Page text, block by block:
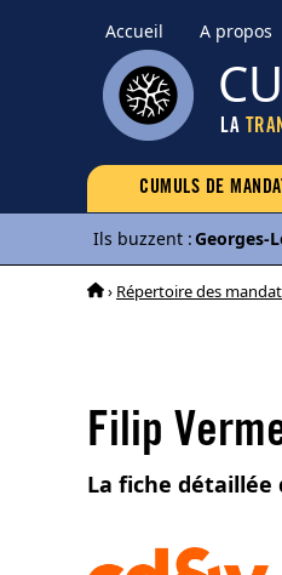
Accueil A propos
LA
CUMULS DE
Ils buzzent :Georges-
› Répertoire des
Filip
La fiche détaillée